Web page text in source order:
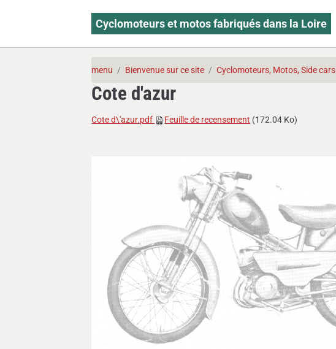
Cyclomoteurs et motos fabriqués dans la Loire
menu Bienvenue sur ce site Cyclomoteurs, Motos, Side cars
Cote d'azur
Cote d\'azur.pdf Feuille de recensement (172.04 Ko)